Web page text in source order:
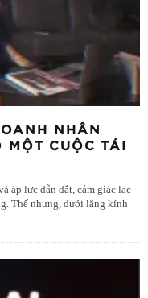
NHÂN
MỘT CUỘC TÁI
áp lực dẫn dắt, cảm giác lạc
Thế nhưng, dưới lăng kính